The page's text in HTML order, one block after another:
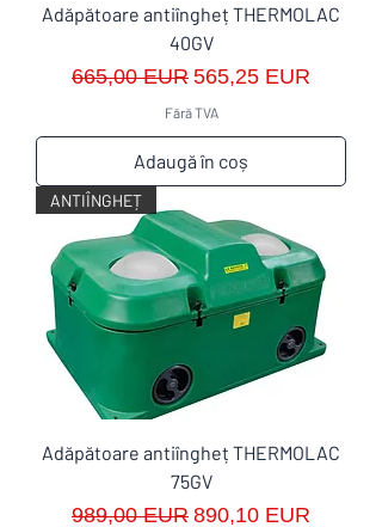
Adăpătoare antiîngheț THERMOLAC
40GV
Preț normal
665,00 EUR Preț redus
565,25 EUR
Fără TVA
Adaugă în coș
ANTIÎNGHEȚ
Adăpătoare antiîngheț THERMOLAC
75GV
Preț normal
989,00 EUR Preț redus
890,10 EUR